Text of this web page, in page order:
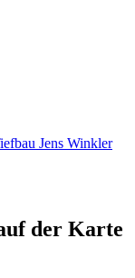
Jens Winkler
der Karte